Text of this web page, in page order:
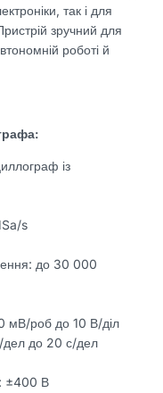
так і для
зручний для
роботі й
із
s
до 30 000
мВ/роб до 10 В/діл
дел до 20 с/дел
±400 В